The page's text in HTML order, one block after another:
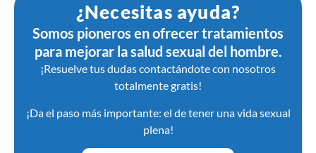
¿Necesitas ayuda?
Somos pioneros en ofrecer tratamientos
para mejorar la salud sexual del hombre.
¡Resuelve tus dudas contactándote con nosotros
totalmente gratis!
¡Da el paso más importante: el de tener una vida sexual
plena!